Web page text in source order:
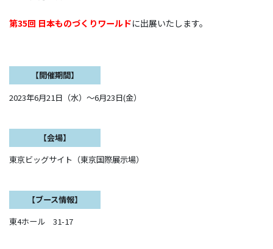
第35回 日本ものづくりワールドに出展いたします。
【開催期間】
2023年6月21日（水）～6月23日(金）
【会場】
東京ビッグサイト（東京国際展示場）
【ブース情報】
東4ホール 31-17